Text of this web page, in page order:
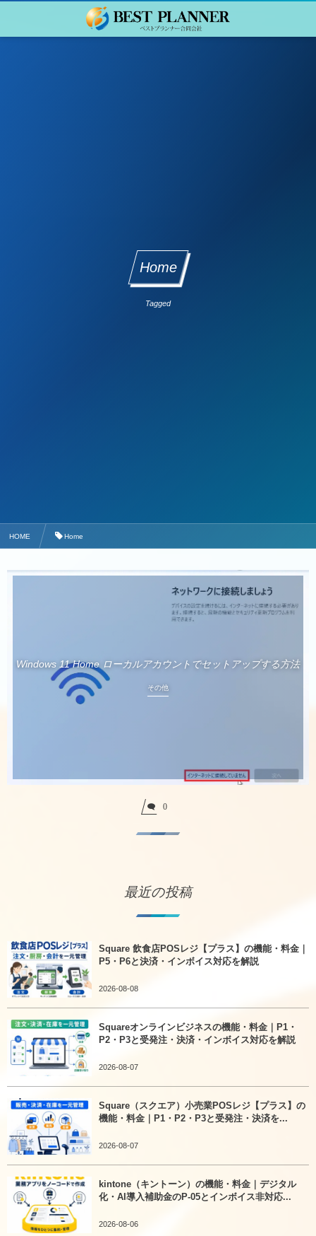
Home
Tagged
HOME Home
Windows 11 Home ローカルアカウントでセットアップする方法
その他
0
最近の投稿
Square 飲食店POSレジ【プラス】の機能・料金｜
P5・P6と決済・インボイス対応を解説
2026-08-08
Squareオンラインビジネスの機能・料金｜P1・
P2・P3と受発注・決済・インボイス対応を解説
2026-08-07
Square（スクエア）小売業POSレジ【プラス】の
機能・料金｜P1・P2・P3と受発注・決済を...
2026-08-07
kintone（キントーン）の機能・料金｜デジタル
化・AI導入補助金のP-05とインボイス非対応...
2026-08-06